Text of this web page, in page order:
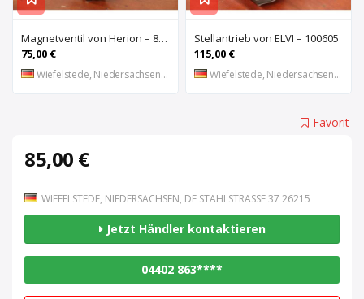
Magnetventil von Herion – 8026673
75,00 €
Wiefelstede, Niedersachsen, DE
Stellantrieb von ELVI – 100605
115,00 €
Wiefelstede, Niedersachsen, DE
Favorit
85,00 €
WIEFELSTEDE, NIEDERSACHSEN, DE STAHLSTRASSE 37 26215
Jetzt Händler kontaktieren
04402 863****